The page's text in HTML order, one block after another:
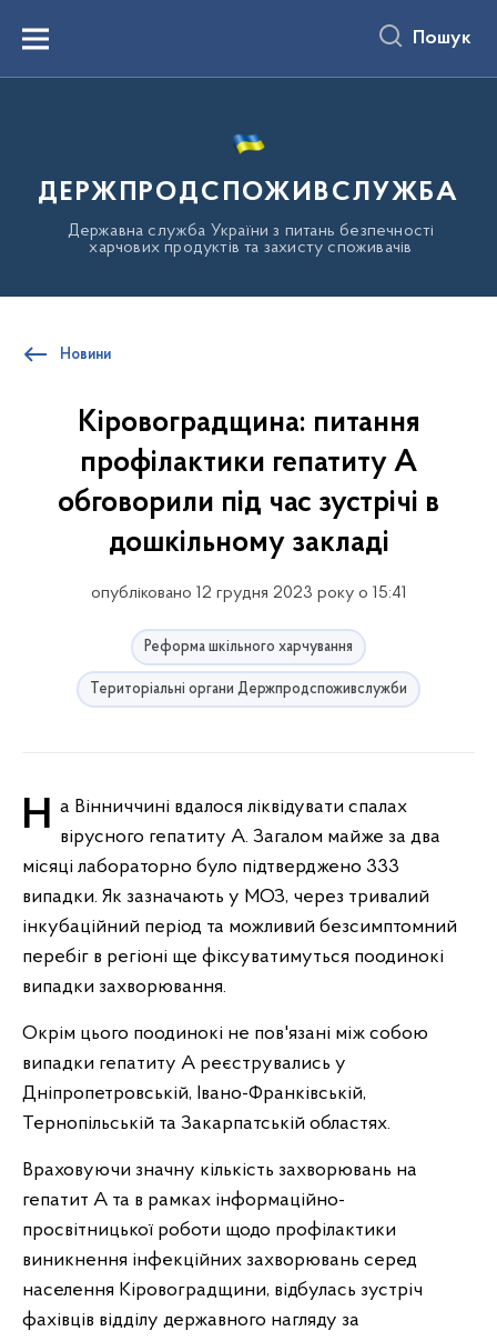
вмістуMenu Пошук
ДЕРЖПРОДСПОЖИВСЛУЖБА
Державна служба України з питань безпечності
харчових продуктів та захисту споживачів
Новини
Кіровоградщина: питання
профілактики гепатиту А
обговорили під час зустрічі в
дошкільному закладі
опубліковано 12 грудня 2023 року о 15:41
Реформа шкільного харчування
Територіальні органи Держпродспоживслужби
На Вінниччині вдалося ліквідувати спалах вірусного гепатиту А. Загалом майже за два
місяці лабораторно було підтверджено 333
випадки. Як зазначають у МОЗ, через тривалий
інкубаційний період та можливий безсимптомний
перебіг в регіоні ще фіксуватимуться поодинокі
випадки захворювання.
Окрім цього поодинокі не пов'язані між собою
випадки гепатиту А реєструвались у
Дніпропетровській, Івано-Франківській,
Тернопільській та Закарпатській областях.
Враховуючи значну кількість захворювань на
гепатит А та в рамках інформаційно-
просвітницької роботи щодо профілактики
виникнення інфекційних захворювань серед
населення Кіровоградщини, відбулась зустріч
фахівців відділу державного нагляду за